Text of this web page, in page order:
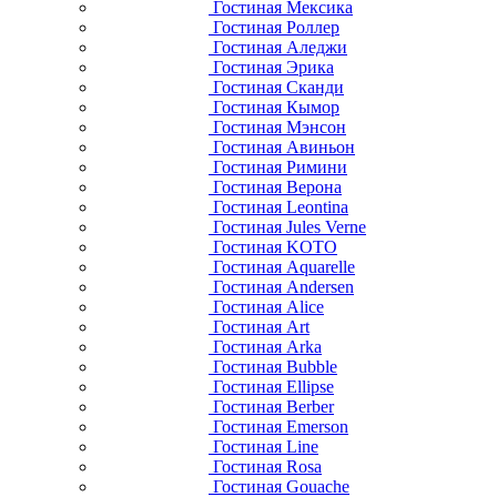
Гостиная Мексика
Гостиная Роллер
Гостиная Аледжи
Гостиная Эрика
Гостиная Сканди
Гостиная Кымор
Гостиная Мэнсон
Гостиная Авиньон
Гостиная Римини
Гостиная Верона
Гостиная Leontina
Гостиная Jules Verne
Гостиная KOTO
Гостиная Aquarelle
Гостиная Andersen
Гостиная Alice
Гостиная Art
Гостиная Arka
Гостиная Bubble
Гостиная Ellipse
Гостиная Berber
Гостиная Emerson
Гостиная Line
Гостиная Rosa
Гостиная Gouache